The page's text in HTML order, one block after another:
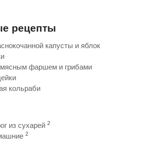
рецепты
капусты и яблок
мясным фаршем и грибами
кольраби
из сухарей 2
2